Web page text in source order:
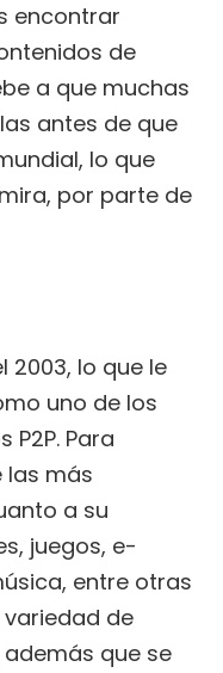
encontrar
de
a que muchas
antes de que
lo que
por parte de
2003, lo que le
uno de los
Para
las más
a su
juegos, e-
entre otras
de
que se